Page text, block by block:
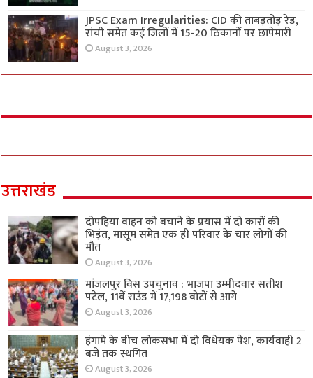
JPSC Exam Irregularities: CID की ताबड़तोड़ रेड,
रांची समेत कई जिलों में 15-20 ठिकानों पर छापेमारी
August 3, 2026
उत्तराखंड
दोपहिया वाहन को बचाने के प्रयास में दो कारों की
भिड़ंत, मासूम समेत एक ही परिवार के चार लोगों की
मौत
August 3, 2026
मांजलपुर विस उपचुनाव : भाजपा उम्मीदवार सतीश
पटेल, 11वें राउंड में 17,198 वोटों से आगे
August 3, 2026
हंगामे के बीच लोकसभा में दो विधेयक पेश, कार्यवाही 2
बजे तक स्थगित
August 3, 2026